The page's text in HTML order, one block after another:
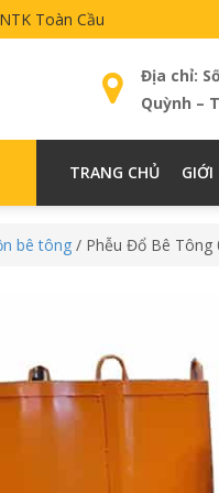
Toàn Cầu
Địa chỉ:
Quỳnh –
TRANG CHỦ GIỚI
bê tông / Phễu Đổ Bê Tông